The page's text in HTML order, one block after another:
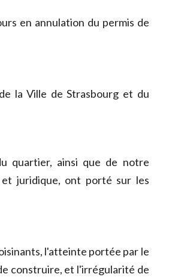
en annulation du permis de
la Ville de Strasbourg et du
quartier, ainsi que de notre
et juridique, ont porté sur les
l'atteinte portée par le
construire, et l'irrégularité de